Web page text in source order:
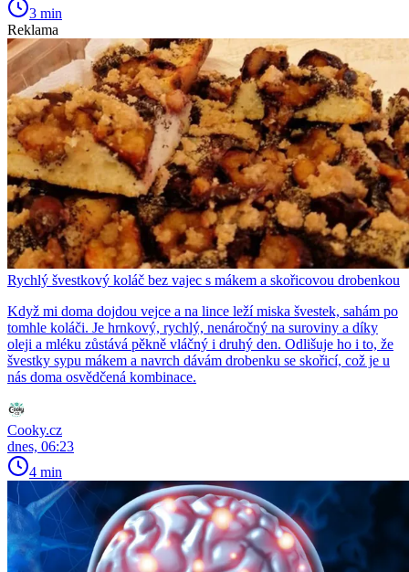
3 min
Reklama
Rychlý švestkový koláč bez vajec s mákem a skořicovou drobenkou
Když mi doma dojdou vejce a na lince leží miska švestek, sahám po
tomhle koláči. Je hrnkový, rychlý, nenáročný na suroviny a díky
oleji a mléku zůstává pěkně vláčný i druhý den. Odlišuje ho i to, že
švestky sypu mákem a navrch dávám drobenku se skořicí, což je u
nás doma osvědčená kombinace.
Cooky.cz
dnes, 06:23
4 min